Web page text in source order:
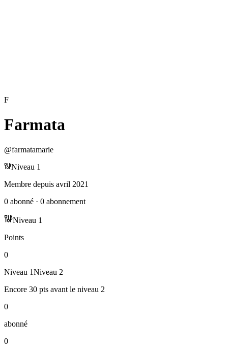
F
Farmata
@farmatamarie
Niveau 1
Membre depuis avril 2021
0 abonné · 0 abonnement
Niveau 1
Points
0
Niveau 1Niveau 2
Encore 30 pts avant le niveau 2
0
abonné
0